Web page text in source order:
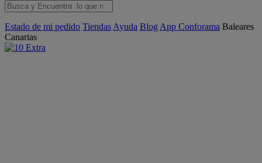
Estado de mi pedido Tiendas Ayuda Blog App Conforama Baleares
Canarias